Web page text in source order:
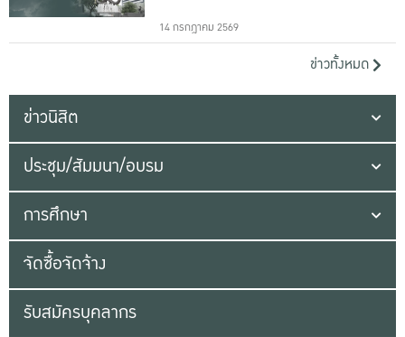
14 กรกฎาคม 2569
ข่าวทั้งหมด
ข่าวนิสิต
ประชุม/สัมมนา/อบรม
การศึกษา
จัดซื้อจัดจ้าง
รับสมัครบุคลากร